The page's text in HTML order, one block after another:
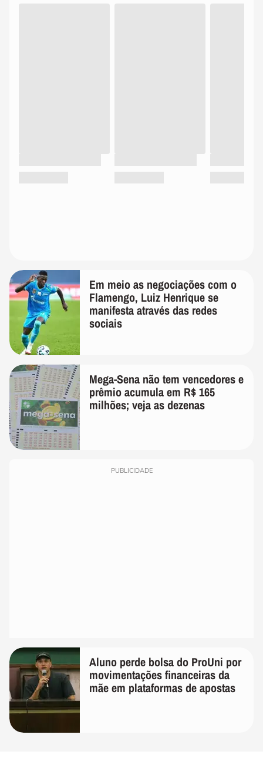
Em meio as negociações com o
Flamengo, Luiz Henrique se
manifesta através das redes
sociais
Mega-Sena não tem vencedores e
prêmio acumula em R$ 165
milhões; veja as dezenas
PUBLICIDADE
Aluno perde bolsa do ProUni por
movimentações financeiras da
mãe em plataformas de apostas